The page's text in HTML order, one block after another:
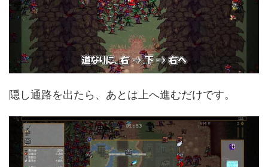
隠し通路を出たら、あとは上へ進むだけです。